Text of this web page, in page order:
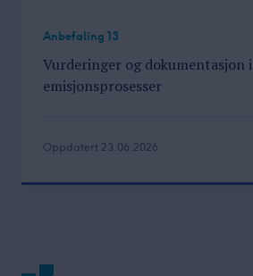
Anbefaling 13
Vurderinger og dokumentasjon i
emisjonsprosesser
Oppdatert 23.06.2026